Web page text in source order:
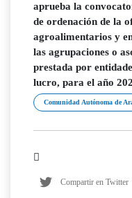
aprueba la
de ordenación de la
agroalimentarios y
las agrupaciones o
prestada por
lucro, para el año
Comunidad Autónoma de
Compartir en Twitter